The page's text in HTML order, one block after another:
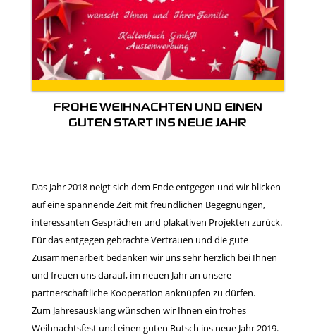
FROHE WEIHNACHTEN UND EINEN
GUTEN START INS NEUE JAHR
Das Jahr 2018 neigt sich dem Ende entgegen und wir blicken
auf eine spannende Zeit mit freundlichen Begegnungen,
interessanten Gesprächen und plakativen Projekten zurück.
Für das entgegen gebrachte Vertrauen und die gute
Zusammenarbeit bedanken wir uns sehr herzlich bei Ihnen
und freuen uns darauf, im neuen Jahr an unsere
partnerschaftliche Kooperation anknüpfen zu dürfen.
Zum Jahresausklang wünschen wir Ihnen ein frohes
Weihnachtsfest und einen guten Rutsch ins neue Jahr 2019.